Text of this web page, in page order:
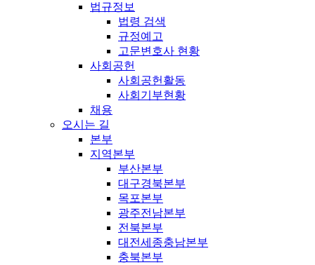
법규정보
법령 검색
규정예고
고문변호사 현황
사회공헌
사회공헌활동
사회기부현황
채용
오시는 길
본부
지역본부
부산본부
대구경북본부
목포본부
광주전남본부
전북본부
대전세종충남본부
충북본부